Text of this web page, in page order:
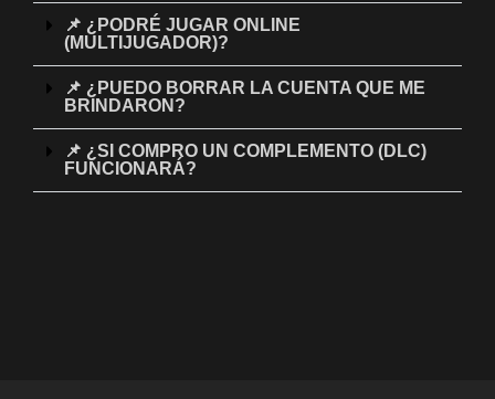
📌 ¿PODRÉ JUGAR ONLINE
(MULTIJUGADOR)?
📌 ¿PUEDO BORRAR LA CUENTA QUE ME
BRINDARON?
📌 ¿SI COMPRO UN COMPLEMENTO (DLC)
FUNCIONARÁ?